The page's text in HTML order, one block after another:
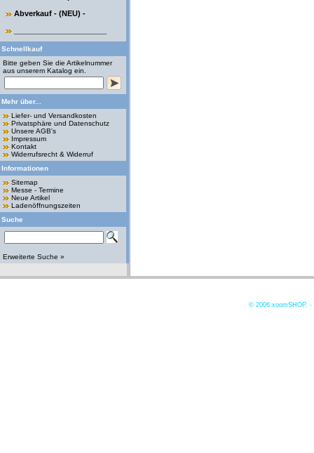
Abverkauf - (NEU) -
Schnellkauf
Bitte geben Sie die Artikelnummer
aus unserem Katalog ein.
Mehr über...
Liefer- und Versandkosten
Privatsphäre und Datenschutz
Unsere AGB's
Impressum
Kontakt
Widerrufsrecht & Widerruf
Informationen
Sitemap
Messe - Termine
Neue Artikel
Ladenöffnungszeiten
Suche
Erweiterte Suche »
© 2006 xoomSHOP. -